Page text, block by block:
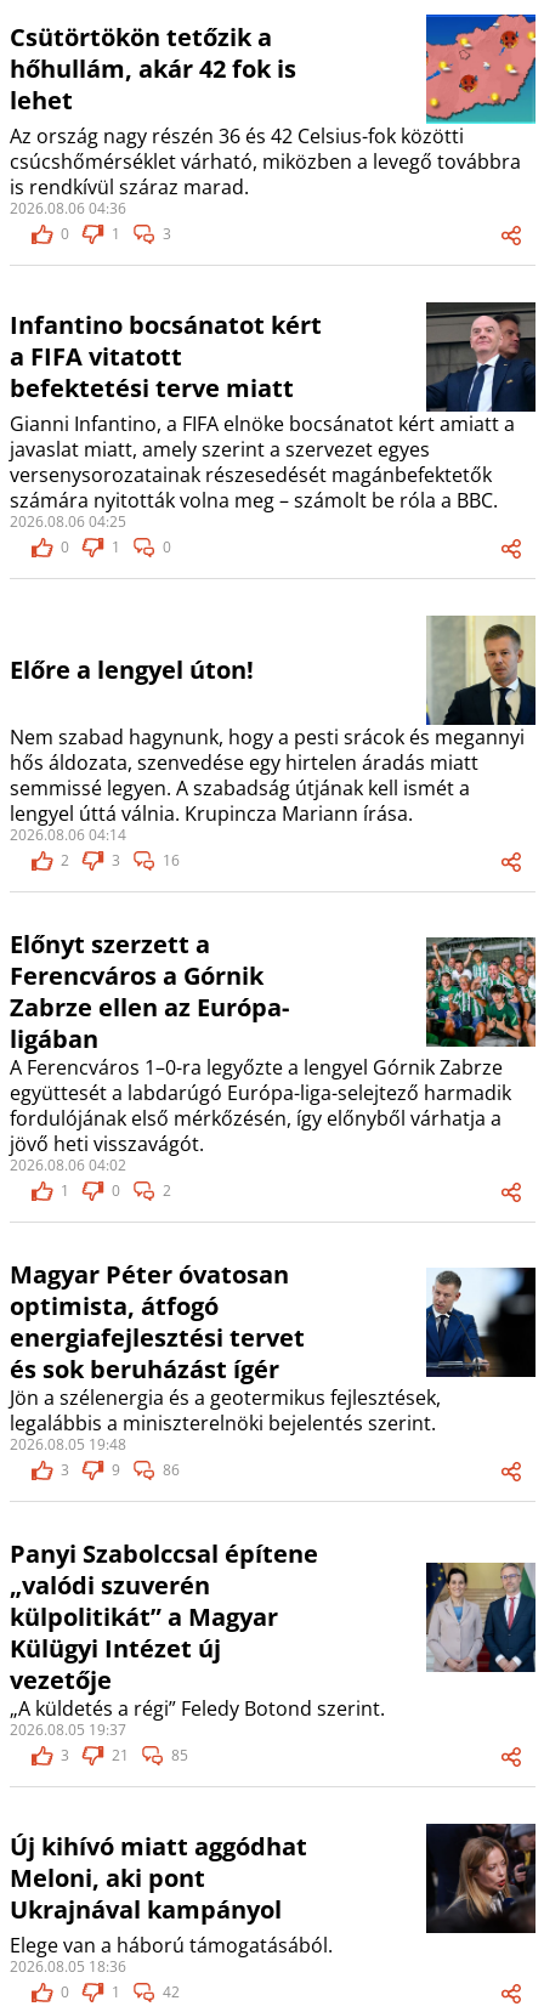
Csütörtökön tetőzik a
hőhullám, akár 42 fok is
lehet
Az ország nagy részén 36 és 42 Celsius-fok közötti
csúcshőmérséklet várható, miközben a levegő továbbra
is rendkívül száraz marad.
2026.08.06 04:36
0
1 3
Infantino bocsánatot kért
a FIFA vitatott
befektetési terve miatt
Gianni Infantino, a FIFA elnöke bocsánatot kért amiatt a
javaslat miatt, amely szerint a szervezet egyes
versenysorozatainak részesedését magánbefektetők
számára nyitották volna meg – számolt be róla a BBC.
2026.08.06 04:25
0
1 0
Előre a lengyel úton!
Nem szabad hagynunk, hogy a pesti srácok és megannyi
hős áldozata, szenvedése egy hirtelen áradás miatt
semmissé legyen. A szabadság útjának kell ismét a
lengyel úttá válnia. Krupincza Mariann írása.
2026.08.06 04:14
2
3 16
Előnyt szerzett a
Ferencváros a Górnik
Zabrze ellen az Európa-
ligában
A Ferencváros 1–0-ra legyőzte a lengyel Górnik Zabrze
együttesét a labdarúgó Európa-liga-selejtező harmadik
fordulójának első mérkőzésén, így előnyből várhatja a
jövő heti visszavágót.
2026.08.06 04:02
1
0 2
Magyar Péter óvatosan
optimista, átfogó
energiafejlesztési tervet
és sok beruházást ígér
Jön a szélenergia és a geotermikus fejlesztések,
legalábbis a miniszterelnöki bejelentés szerint.
2026.08.05 19:48
3
9 86
Panyi Szabolccsal építene
„valódi szuverén
külpolitikát” a Magyar
Külügyi Intézet új
vezetője
„A küldetés a régi” Feledy Botond szerint.
2026.08.05 19:37
3
21 85
Új kihívó miatt aggódhat
Meloni, aki pont
Ukrajnával kampányol
Elege van a háború támogatásából.
2026.08.05 18:36
0
1 42